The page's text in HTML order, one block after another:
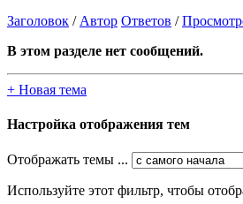
Заголовок / Автор Ответов /
В этом разделе нет сообщений.
+ Новая тема
Настройка отображения тем
Отображать темы ...
Используйте этот фильтр, чтобы